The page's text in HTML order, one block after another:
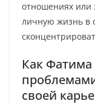
отношениях или
личную жизнь в
Как Фатима
своей